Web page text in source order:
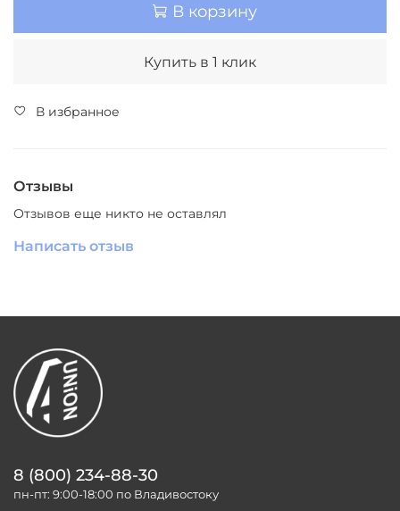
В корзину
Купить в 1 клик
В избранное
Отзывы
Отзывов еще никто не оставлял
Написать отзыв
8 (800) 234-88-30
пн-пт: 9:00-18:00 по Владивостоку